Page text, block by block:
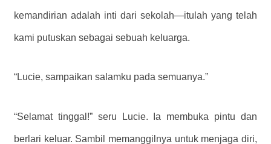
kemandirian adalah inti dari sekolah—itulah yang telah
kami putuskan sebagai sebuah keluarga.
“Lucie, sampaikan salamku pada semuanya.”
“Selamat tinggal!” seru Lucie. Ia membuka pintu dan
berlari keluar. Sambil memanggilnya untuk menjaga diri,